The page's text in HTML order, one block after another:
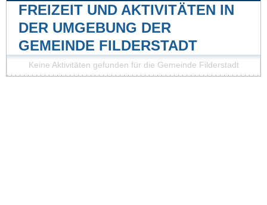
FREIZEIT UND AKTIVITÄTEN IN
DER UMGEBUNG DER
GEMEINDE FILDERSTADT
Keine Aktivitäten gefunden für die Gemeinde Filderstadt